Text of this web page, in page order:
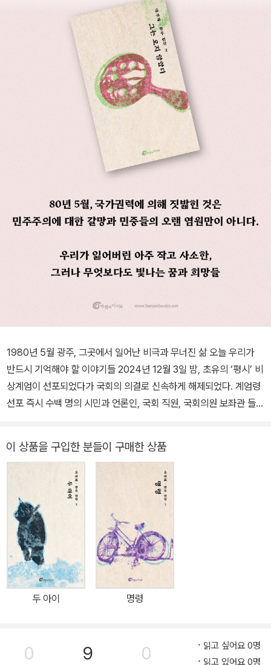
1980년 5월 광주, 그곳에서 일어난 비극과 무너진 삶 오늘 우리가
반드시 기억해야 할 이야기들 2024년 12월 3일 밤, 초유의 ‘평시’ 비
상계엄이 선포되었다가 국회의 의결로 신속하게 해제되었다. 계엄령
선포 즉시 수백 명의 시민과 언론인, 국회 직원, 국회의원 보좌관 들이
로 불법 계엄을 무력하게 만들었다. 헌법재판소는 윤석열 대통령의
탄핵 심판 선고 요지에서 “국회가 신속하게 비상계엄해제요구 결의
를 할 수 있었던 것은 시민들의 저항과 군경의 소극적인 임무 수행 덕
분”이라고 명시하기도 하였다. 소설가 한강은 노벨문학상 수상 연설
에서 『소년이 온다』를 쓰면서 “죽은 자들이 산 자를 구하고 있다고 느
낀 순간”이 있었다고 이야기한다. 역설적으로 대한민국 국민들은 군
부 독재와 쿠데타로 점철된 고통스러운 현대사 덕분에 민주주의의 위
기가 닥쳤을 때 전세계에서 가장 빠르게 대응할 수 있는 태세를 갖추
게 되었다. 우리에게는 4.3과 5.18 등을 통해 비상계엄이 어떻게 국
가폭력으로 이어지는지 역사적 경험이 축적되어 있었던 것이다. 우리
자가 산 자를 구할 수 있는가?”라는 무거운 질문에 대한 답을 똑똑히
목격한 셈이다. 『어느 날 내가 죽었습니다』의 작가 이경혜가 5.18 당
이 상품을 구입한 분들이 구매한 상품
두 아이 명령
0 9 0
읽고 싶어요 0명
읽고 있어요 0명